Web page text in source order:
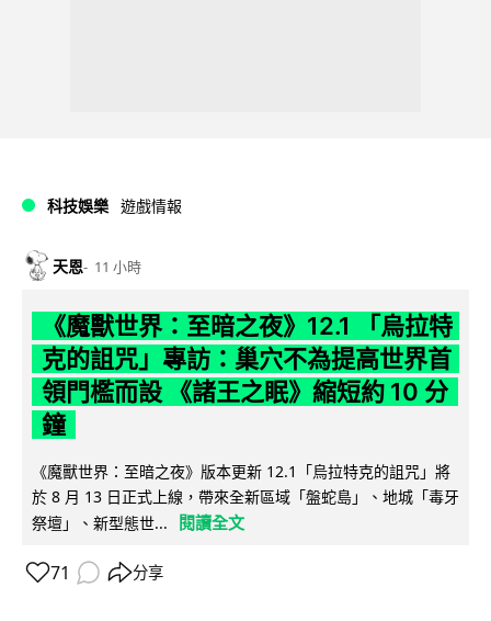
科技娛樂 遊戲情報
天恩 11 小時
《魔獸世界：至暗之夜》12.1 「烏拉特
克的詛咒」專訪：巢穴不為提高世界首
領門檻而設 《諸王之眠》縮短約 10 分
鐘
《魔獸世界：至暗之夜》版本更新 12.1「烏拉特克的詛咒」將
於 8 月 13 日正式上線，帶來全新區域「盤蛇島」、地城「毒牙
祭壇」、新型態世...
閱讀全文
71 分享